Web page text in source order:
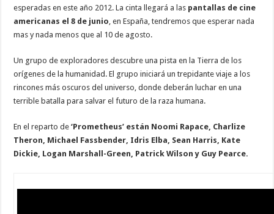
esperadas en este año 2012. La cinta llegará a las pantallas de cine
americanas el 8 de junio, en España, tendremos que esperar nada
mas y nada menos que al 10 de agosto.
Un grupo de exploradores descubre una pista en la Tierra de los
orígenes de la humanidad. El grupo iniciará un trepidante viaje a los
rincones más oscuros del universo, donde deberán luchar en una
terrible batalla para salvar el futuro de la raza humana.
En el reparto de ‘Prometheus’ están Noomi Rapace, Charlize
Theron, Michael Fassbender, Idris Elba, Sean Harris, Kate
Dickie, Logan Marshall-Green, Patrick Wilson y Guy Pearce.